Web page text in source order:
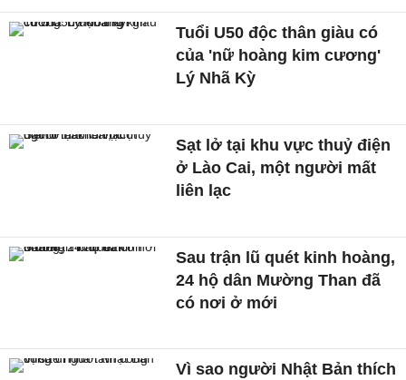
Tuổi U50 độc thân giàu có
của 'nữ hoàng kim cương'
Lý Nhã Kỳ
Sạt lở tại khu vực thuỷ điện
ở Lào Cai, một người mất
liên lạc
Sau trận lũ quét kinh hoàng,
24 hộ dân Mường Than đã
có nơi ở mới
Vì sao người Nhật Bản thích